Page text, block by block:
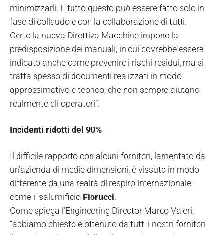
minimizzarli. E tutto questo può essere fatto solo in
fase di collaudo e con la collaborazione di tutti.
Certo la nuova Direttiva Macchine impone la
predisposizione dei manuali, in cui dovrebbe essere
indicato anche come prevenire i rischi residui, ma si
tratta spesso di documenti realizzati in modo
approssimativo e teorico, che non sempre aiutano
realmente gli operatori”.
Incidenti ridotti del 90%
Il difficile rapporto con alcuni fornitori, lamentato da
un’azienda di medie dimensioni, è vissuto in modo
differente da una realtà di respiro internazionale
come il salumificio Fiorucci.
Come spiega l’Engineering Director Marco Valeri,
“abbiamo chiesto e ottenuto da tutti i nostri fornitori